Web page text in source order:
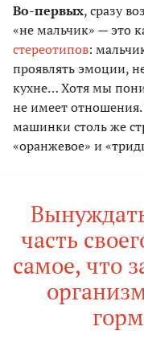
Во-первых, сразу
«не мальчик» — это
стереотипов:
проявлять эмоции,
кухне… Хотя мы
не имеет отношения.
машинки столь же
«оранжевое» и
часть
самое, что